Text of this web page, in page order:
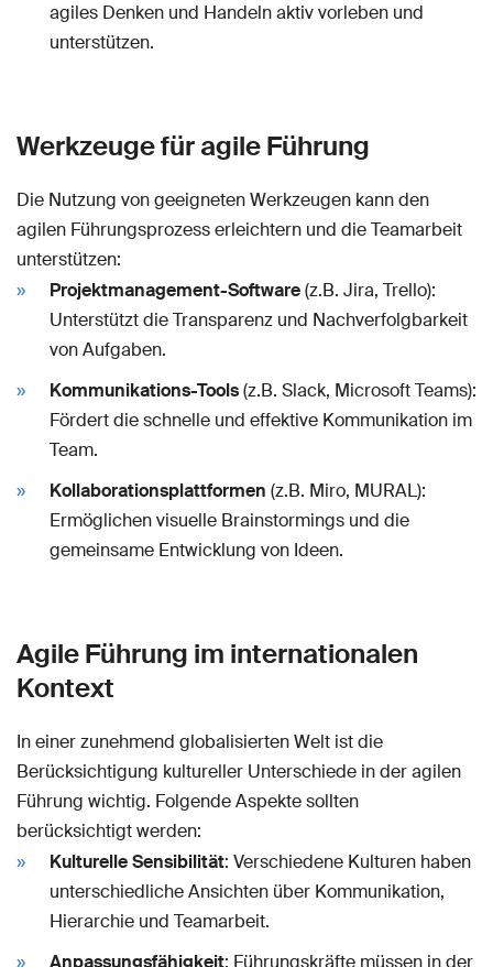
agiles Denken und Handeln aktiv vorleben und
unterstützen.
Werkzeuge für agile Führung
Die Nutzung von geeigneten Werkzeugen kann den
agilen Führungsprozess erleichtern und die Teamarbeit
unterstützen:
Projektmanagement-Software(z.B. Jira, Trello):
Unterstützt die Transparenz und Nachverfolgbarkeit
von Aufgaben.
Kommunikations-Tools(z.B. Slack, Microsoft Teams):
Fördert die schnelle und effektive Kommunikation im
Team.
Kollaborationsplattformen (z.B. Miro, MURAL):
Ermöglichen visuelle Brainstormings und die
gemeinsame Entwicklung von Ideen.
Agile Führung im internationalen
Kontext
In einer zunehmend globalisierten Welt ist die
Berücksichtigung kultureller Unterschiede in der agilen
Führung wichtig. Folgende Aspekte sollten
berücksichtigt werden:
Kulturelle Sensibilität: Verschiedene Kulturen haben
unterschiedliche Ansichten über Kommunikation,
Hierarchie und Teamarbeit.
Anpassungsfähigkeit: Führungskräfte müssen in der